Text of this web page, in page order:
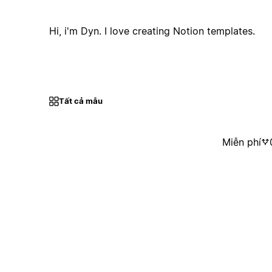
Hi, i'm Dyn. I love creating Notion templates.
Tất cả mẫu
Miễn phí